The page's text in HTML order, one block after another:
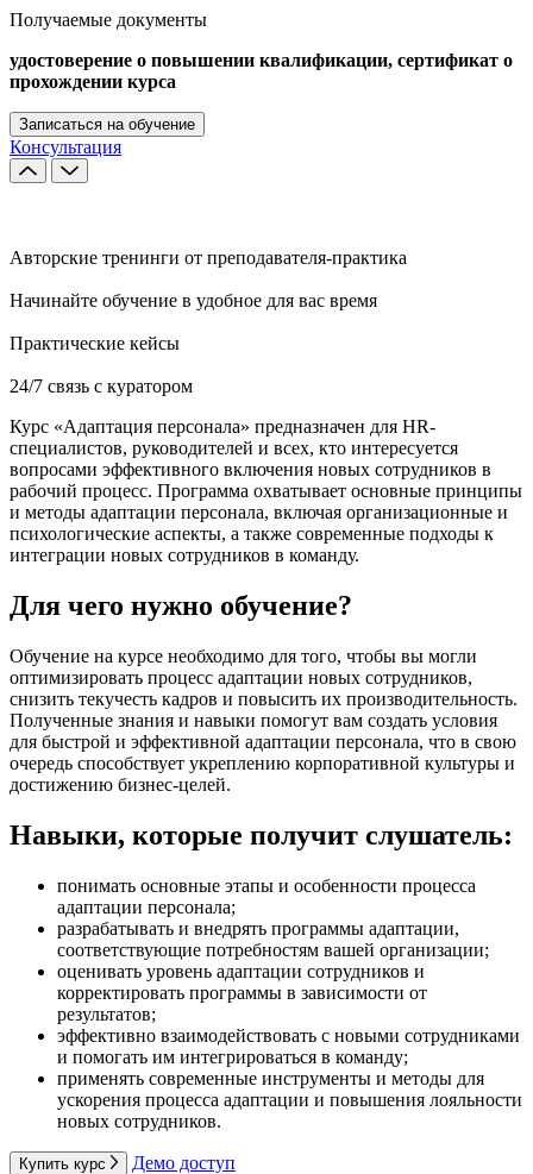
Получаемые документы
удостоверение о повышении квалификации, сертификат о
прохождении курса
Записаться на обучение
Консультация
Авторские тренинги от преподавателя-практика
Начинайте обучение в удобное для вас время
Практические кейсы
24/7 связь с куратором
Курс «Адаптация персонала» предназначен для HR-
специалистов, руководителей и всех, кто интересуется
вопросами эффективного включения новых сотрудников в
рабочий процесс. Программа охватывает основные принципы
и методы адаптации персонала, включая организационные и
психологические аспекты, а также современные подходы к
интеграции новых сотрудников в команду.
Для чего нужно обучение?
Обучение на курсе необходимо для того, чтобы вы могли
оптимизировать процесс адаптации новых сотрудников,
снизить текучесть кадров и повысить их производительность.
Полученные знания и навыки помогут вам создать условия
для быстрой и эффективной адаптации персонала, что в свою
очередь способствует укреплению корпоративной культуры и
достижению бизнес-целей.
Навыки, которые получит слушатель:
понимать основные этапы и особенности процесса
адаптации персонала;
разрабатывать и внедрять программы адаптации,
соответствующие потребностям вашей организации;
оценивать уровень адаптации сотрудников и
корректировать программы в зависимости от
результатов;
эффективно взаимодействовать с новыми сотрудниками
и помогать им интегрироваться в команду;
применять современные инструменты и методы для
ускорения процесса адаптации и повышения лояльности
новых сотрудников.
Купить курс
Демо доступ